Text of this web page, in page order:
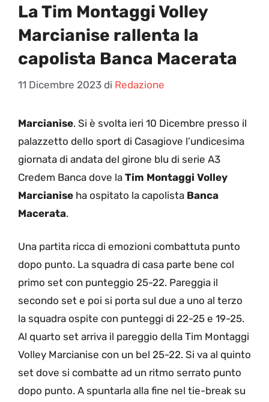
La Tim Montaggi Volley
Marcianise rallenta la
capolista Banca Macerata
11 Dicembre 2023 di Redazione
Marcianise. Si è svolta ieri 10 Dicembre presso il
palazzetto dello sport di Casagiove l’undicesima
giornata di andata del girone blu di serie A3
Credem Banca dove la Tim Montaggi Volley
Marcianise ha ospitato la capolista Banca
Macerata.
Una partita ricca di emozioni combattuta punto
dopo punto. La squadra di casa parte bene col
primo set con punteggio 25-22. Pareggia il
secondo set e poi si porta sul due a uno al terzo
la squadra ospite con punteggi di 22-25 e 19-25.
Al quarto set arriva il pareggio della Tim Montaggi
Volley Marcianise con un bel 25-22. Si va al quinto
set dove si combatte ad un ritmo serrato punto
dopo punto. A spuntarla alla fine nel tie-break su